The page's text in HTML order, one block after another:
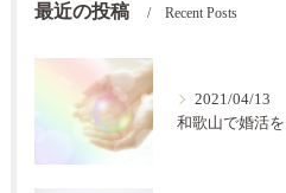
最近の投稿 Recent Posts
2021/04/13